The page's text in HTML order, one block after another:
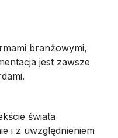
branżowymi,
jest zawsze
świata
i z uwzględnieniem